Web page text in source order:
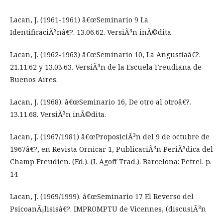
Lacan, J. (1961-1961) â€œSeminario 9 La
IdentificaciÃ³nâ€?. 13.06.62. VersiÃ³n inÃ©dita
Lacan, J. (1962-1963) â€œSeminario 10, La Angustiaâ€?.
21.11.62 y 13.03.63. VersiÃ³n de la Escuela Freudiana de
Buenos Aires.
Lacan, J. (1968). â€œSeminario 16, De otro al otroâ€?.
13.11.68. VersiÃ³n inÃ©dita.
Lacan, J. (1967/1981) â€œProposiciÃ³n del 9 de octubre de
1967â€?, en Revista Ornicar 1, PublicaciÃ³n PeriÃ³dica del
Champ Freudien. (Ed.). (I. Agoff Trad.). Barcelona: Petrel. p.
14
Lacan, J. (1969/1999). â€œSeminario 17 El Reverso del
PsicoanÃ¡lisisâ€?. IMPROMPTU de Vicennes, (discusiÃ³n